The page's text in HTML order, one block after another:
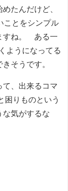
たんだけど、
ことをシンプル
すね。 ある一
ようになってる
そうです。
て、出来るコマ
困りものという
な気がするな